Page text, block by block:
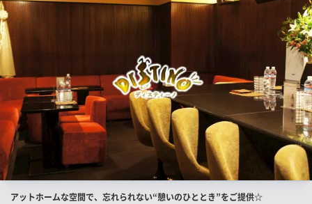
画
像
店
アットホームな空間で、忘れられない“憩いのひととき”をご提供☆